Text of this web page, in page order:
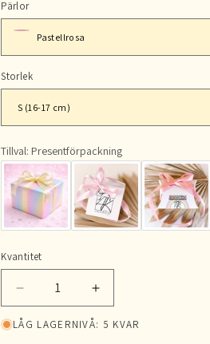
Pärlor
Storlek
Tillval: Presentförpackning
Kvantitet
Kvantitet
Minska
kvantitet
för
Öka
kvantitet
för
LÅG LAGERNIVÅ: 5 KVAR